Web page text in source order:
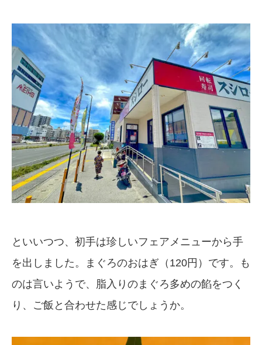
といいつつ、初手は珍しいフェアメニューから手
を出しました。まぐろのおはぎ（120円）です。も
のは言いようで、脂入りのまぐろ多めの餡をつく
り、ご飯と合わせた感じでしょうか。